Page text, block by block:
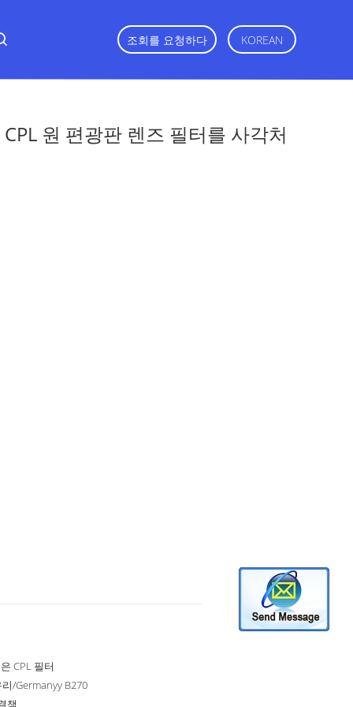
조회를 요청하다 KOREAN
원 편광판 렌즈 필터를 사각처
CPL 필터
리/Germanyy B270
책